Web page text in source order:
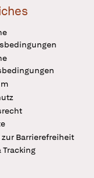
zur Barrierefreiheit
Tracking